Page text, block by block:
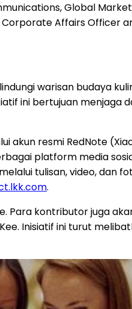
Global
Affairs Officer
warisan budaya
ini bertujuan
resmi RedNote
platform media
tulisan, video, dan
.
Para kontributor juga
Inisiatif ini turut